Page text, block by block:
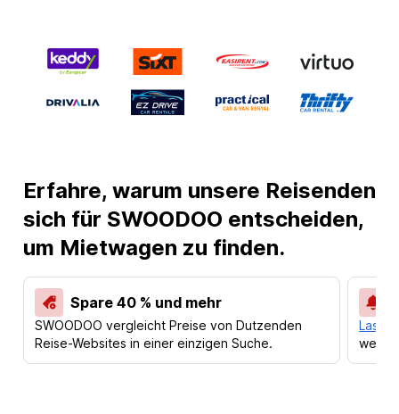
Erfahre, warum unsere Reisenden
sich für SWOODOO entscheiden,
um Mietwagen zu finden.
Spare 40 % und mehr
SWOODOO vergleicht Preise von Dutzenden
Reise-Websites in einer einzigen Suche.
Lass